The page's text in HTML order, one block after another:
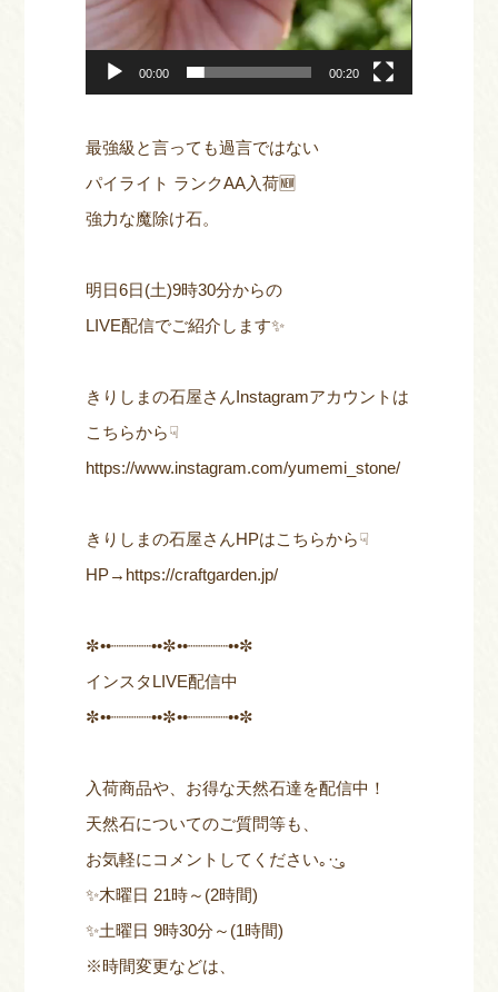
00:00 00:20
最強級と言っても過言ではない
パイライト ランクAA入荷🆕
強力な魔除け石。
明日6日(土)9時30分からの
LIVE配信でご紹介します✨
きりしまの石屋さんInstagramアカウントは
こちらから☟
https://www.instagram.com/yumemi_stone/
きりしまの石屋さんHPはこちらから☟
HP→ https://craftgarden.jp/
✼••┈┈┈┈••✼••┈┈┈┈••✼
インスタLIVE配信中
✼••┈┈┈┈••✼••┈┈┈┈••✼
入荷商品や、お得な天然石達を配信中！
天然石についてのご質問等も、
お気軽にコメントしてください｡·͜·｡
✨木曜日 21時～(2時間)
✨土曜日 9時30分～(1時間)
※時間変更などは、